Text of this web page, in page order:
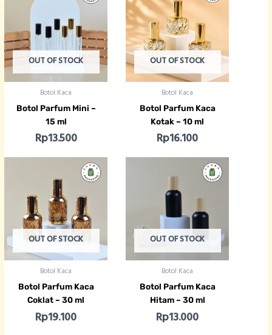
OUT OF STOCK
Botol Kaca
Botol Parfum Mini –
15 ml
Rp13.500
OUT OF STOCK
Botol Kaca
Botol Parfum Kaca
Kotak – 10 ml
Rp16.100
OUT OF STOCK
Botol Kaca
Botol Parfum Kaca
Coklat – 30 ml
Rp19.100
OUT OF STOCK
Botol Kaca
Botol Parfum Kaca
Hitam – 30 ml
Rp13.000